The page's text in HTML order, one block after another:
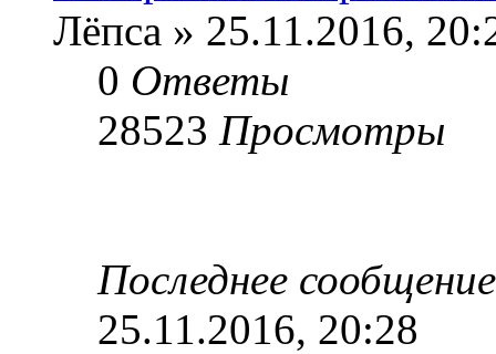
Лёпса » 25.11.2016,
0 Ответы
28523 Просмотры
Последнее
25.11.2016, 20:28